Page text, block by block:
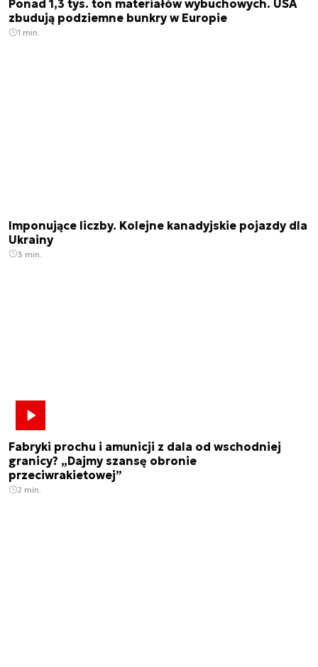
Ponad 1,3 tys. ton materiałów wybuchowych. USA
zbudują podziemne bunkry w Europie
1 min.
Imponujące liczby. Kolejne kanadyjskie pojazdy dla
Ukrainy
3 min.
Fabryki prochu i amunicji z dala od wschodniej
granicy? „Dajmy szansę obronie
przeciwrakietowej”
2 min.